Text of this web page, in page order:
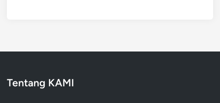
Tentang KAMI